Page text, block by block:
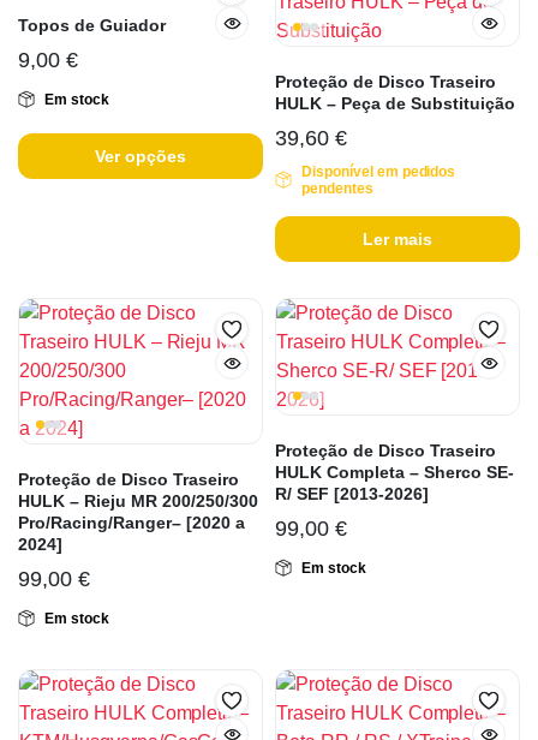
Topos de Guiador
9,00 €
Em stock
Ver opções
Proteção de Disco Traseiro
HULK – Peça de Substituição
39,60 €
Disponível em pedidos
pendentes
Ler mais
Proteção de Disco Traseiro
HULK – Rieju MR 200/250/300
Pro/Racing/Ranger– [2020 a
2024]
99,00 €
Em stock
Proteção de Disco Traseiro
HULK Completa – Sherco SE-
R/ SEF [2013-2026]
99,00 €
Em stock